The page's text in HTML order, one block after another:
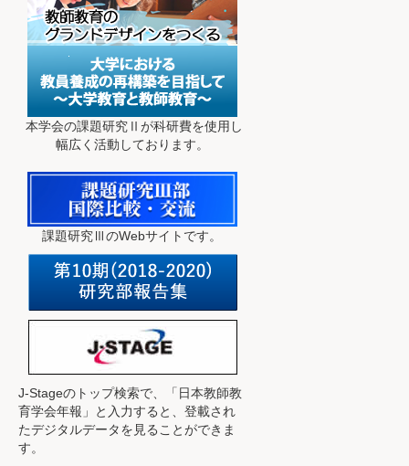
本学会の課題研究Ⅱが科研費を使用し
幅広く活動しております。
課題研究ⅢのWebサイトです。
J-Stageのトップ検索で、
「日本教師教
育学会年報」と入力すると、登載され
たデジタルデータを見ることができま
す。